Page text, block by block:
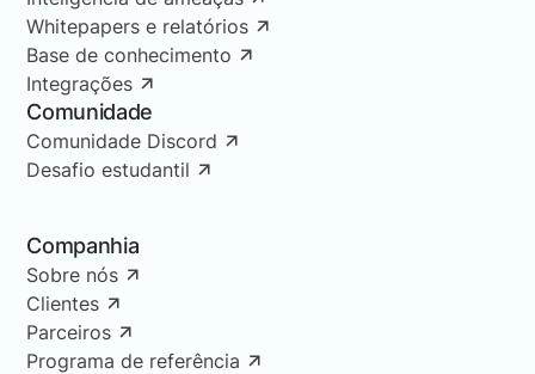
Whitepapers e relatórios
Base de conhecimento
Integrações
Comunidade
Comunidade Discord
Desafio estudantil
Companhia
Sobre nós
Clientes
Parceiros
Programa de referência